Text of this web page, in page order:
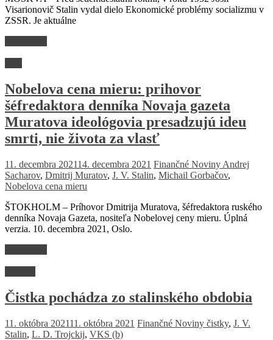
Visarionovič Stalin vydal dielo Ekonomické problémy socializmu v
ZSSR. Je aktuálne
Nobelova cena mieru: prihovor
šéfredaktora denníka Novaja gazeta
Muratova ideológovia presadzujú ideu
smrti, nie života za vlasť
11. decembra 202114. decembra 2021 Finančné Noviny Andrej
Sacharov, Dmitrij Muratov, J. V. Stalin, Michail Gorbačov,
Nobelova cena mieru
ŠTOKHOLM – Príhovor Dmitrija Muratova, šéfredaktora ruského
denníka Novaja Gazeta, nositeľa Nobelovej ceny mieru. Úplná
verzia. 10. decembra 2021, Oslo.
Čistka pochádza zo stalinského obdobia
11. októbra 202111. októbra 2021 Finančné Noviny čistky, J. V.
Stalin, L. D. Trojckij, VKS (b)